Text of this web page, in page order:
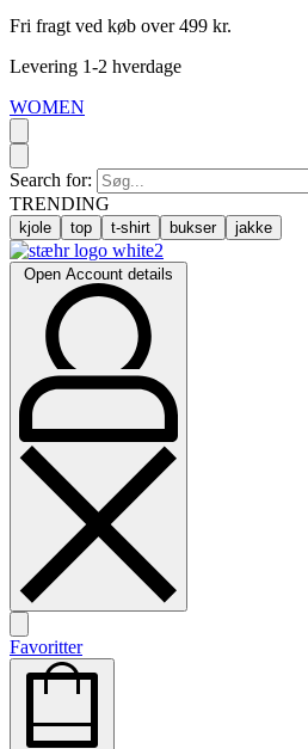
Fri fragt ved køb over 499 kr.
Levering 1-2 hverdage
WOMEN
Search for:
TRENDING
kjole top t-shirt bukser jakke
Open Account details
Favoritter